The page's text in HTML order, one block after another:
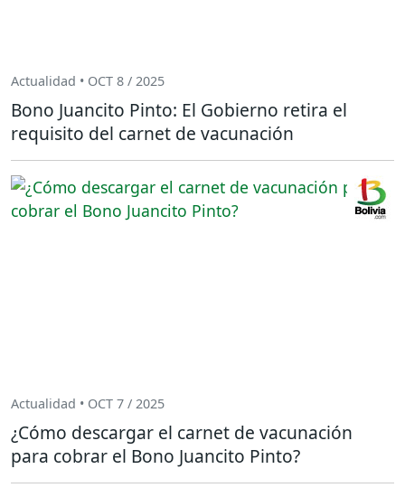
Actualidad • OCT 8 / 2025
Bono Juancito Pinto: El Gobierno retira el
requisito del carnet de vacunación
Actualidad • OCT 7 / 2025
¿Cómo descargar el carnet de vacunación
para cobrar el Bono Juancito Pinto?